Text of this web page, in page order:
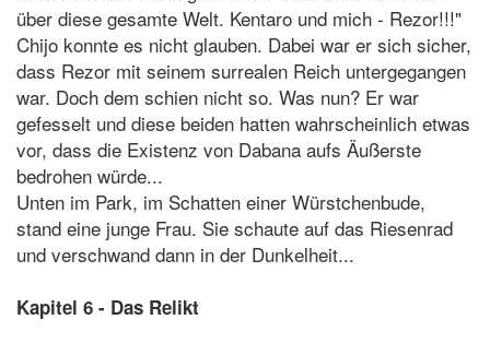
über diese gesamte Welt. Kentaro und mich - Rezor!!!"
Chijo konnte es nicht glauben. Dabei war er sich sicher,
dass Rezor mit seinem surrealen Reich untergegangen
war. Doch dem schien nicht so. Was nun? Er war
gefesselt und diese beiden hatten wahrscheinlich etwas
vor, dass die Existenz von Dabana aufs Äußerste
bedrohen würde...
Unten im Park, im Schatten einer Würstchenbude,
stand eine junge Frau. Sie schaute auf das Riesenrad
und verschwand dann in der Dunkelheit...
Kapitel 6 - Das Relikt